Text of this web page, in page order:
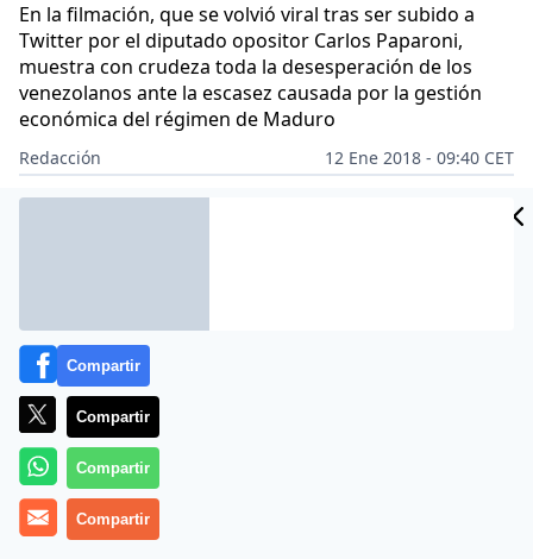
En la filmación, que se volvió viral tras ser subido a
Twitter por el diputado opositor Carlos Paparoni,
muestra con crudeza toda la desesperación de los
venezolanos ante la escasez causada por la gestión
económica del régimen de Maduro
Redacción
12 Ene 2018 - 09:40 CET
Archivado en: SOCIEDAD
Compartir
Compartir
Compartir
Compartir